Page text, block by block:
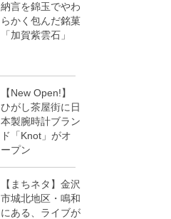
納言を錦玉でやわ
らかく包んだ銘菓
「加賀紫雲石」
【New Open!】
ひがし茶屋街に日
本製腕時計ブラン
ド「Knot」がオ
ープン
【まちネタ】金沢
市城北地区・鳴和
にある、ライブが